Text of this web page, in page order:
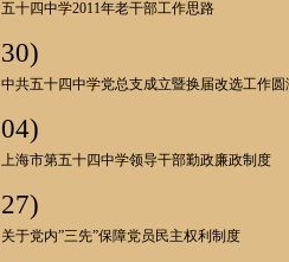
五十四中学2011年老干部工作思路
30)
中共五十四中学党总支成立暨换届改选工作圆
04)
上海市第五十四中学领导干部勤政廉政制度
27)
关于党内”三先”保障党员民主权利制度